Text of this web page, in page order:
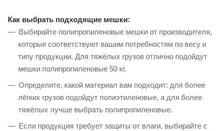
Как выбрать подходящие мешки:
Выбирайте полипропиленовые мешки от производителя,
которые соответствуют вашим потребностям по весу и
типу продукции. Для тяжёлых грузов отлично подойдут
мешки полипропиленовые 50 кг.
Определите, какой материал вам подходит: для более
лёгких грузов подойдут полиэтиленовые, а для более
тяжёлых лучше выбрать полипропиленовые.
Если продукция требует защиты от влаги, выбирайте с